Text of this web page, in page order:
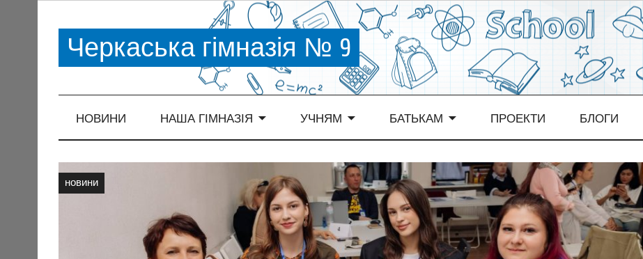
Черкаська гімназія № 9
НОВИНИ НАША ГІМНАЗІЯ УЧНЯМ БАТЬКАМ ПРОЕКТИ БЛОГИ
новини